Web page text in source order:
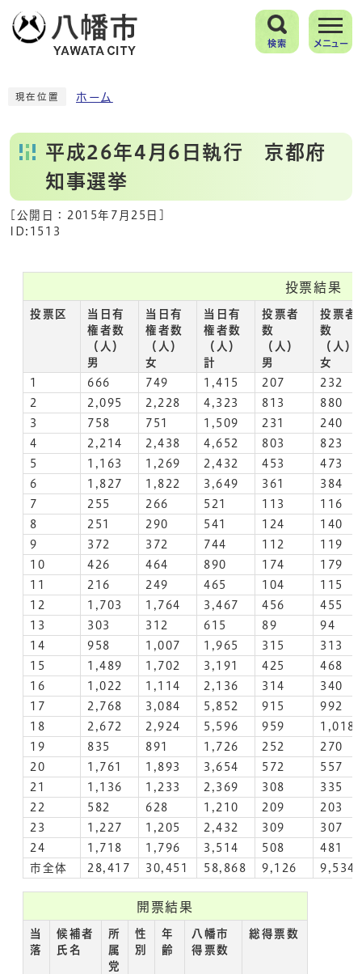
検索 メニュー
現在位置 ホーム
平成26年4月6日執行 京都府
知事選挙
[公開日： 2015年7月25日
ID:1513
投票結果
投票区
当日有
権者数
（人）
男
当日有
権者数
（人）
女
当日有
権者数
（人）
計
投票者
数
（人）
男
投票者
数
（人）
女
1
666 749 1,415 207
232
2
2,095 2,228 4,323 813
880
3
758 751 1,509 231
240
4
2,214 2,438 4,652 803
823
5
1,163 1,269 2,432 453
473
6
1,827 1,822 3,649 361
384
7
255 266 521 113
116
8
251 290 541 124
140
9
372 372 744 112
119
10
426 464 890 174
179
11
216 249 465 104
115
12
1,703 1,764 3,467 456
455
13
303 312 615 89
94
14
958 1,007 1,965 315
313
15
1,489 1,702 3,191 425
468
16
1,022 1,114 2,136 314
340
17
2,768 3,084 5,852 915
992
18
2,672 2,924 5,596 959
1,018
19
835 891 1,726 252
270
20
1,761 1,893 3,654 572
557
21
1,136 1,233 2,369 308
335
22
582 628 1,210 209
203
23
1,227 1,205 2,432 309
307
24
1,718 1,796 3,514 508
481
市全体
28,417 30,451 58,868 9,126 9,534
開票結果
当
落
候補者
氏名
所
属
党
性
別
年
齢
八幡市
得票数
総得票数